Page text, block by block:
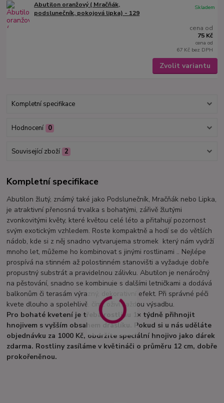
Abutilon oranžový ( Mračňák,
podslunečník, pokojová lipka) - 129
cena od
75 Kč
cena od
67 Kč bez DPH
Skladem
Zvolit variantu
Kompletní specifikace
Hodnocení 0
Související zboží 2
Kompletní specifikace
Abutilon žlutý, známý také jako Podslunečník, Mračňák nebo Lipka,
je atraktivní přenosná trvalka s bohatými, zářivě žlutými
zvonkovitými květy, které květou celé léto a přitahují pozornost
svým exotickým vzhledem. Roste kompaktně a hodí se do větších
nádob, kde si z něj snadno vytvarujema stromek který nám vydrží
mnoho let, můžeme ho kombinovat s jinými rostlinami .. Nejlépe
prospívá na stinném až polostinném stanovišti a vyžaduje dobře
propustný substrát a pravidelnou zálivku. Abutilon je nenáročný
na pěstování, snadno se kombinuje s dalšími letničkami a dodává
balkonům či terasám výrazný, dekorativní efekt. Při správné péči
kvete dlouho a spolehlivě, čímž oživí každou výsadbu.
Pro bohaté kvetení je třeba rostlinu 1× týdně přihnojit
hnojivem s vyšším obsahem draslíku. Pokud si u nás uděláte
objednávku za 1000 Kč, obdržíte speciální hnojivo jako dárek
zdarma. Rostliny zasíláme v květináči o průměru 12 cm, dobře
prokořeněnou.